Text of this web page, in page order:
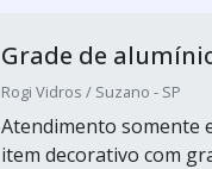
Grade de
Rogi Vidros / Suzano - SP
Atendimento somente
item decorativo com